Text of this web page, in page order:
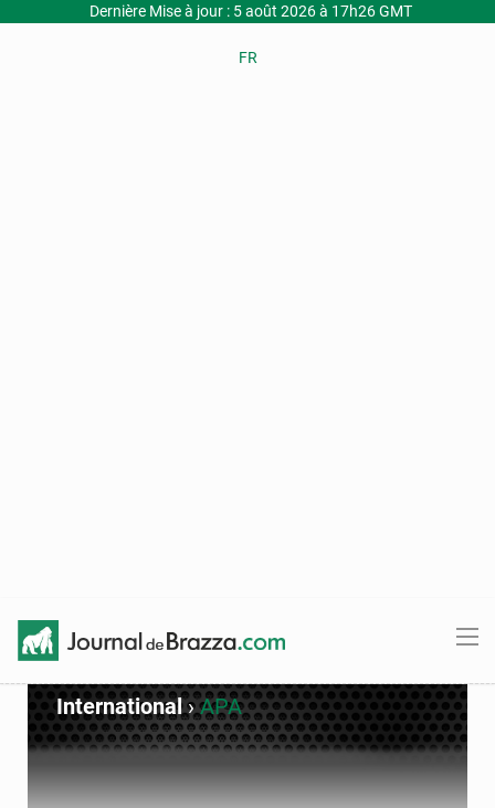
Dernière Mise à jour : 5 août 2026 à 17h26 GMT
FR
International›APA